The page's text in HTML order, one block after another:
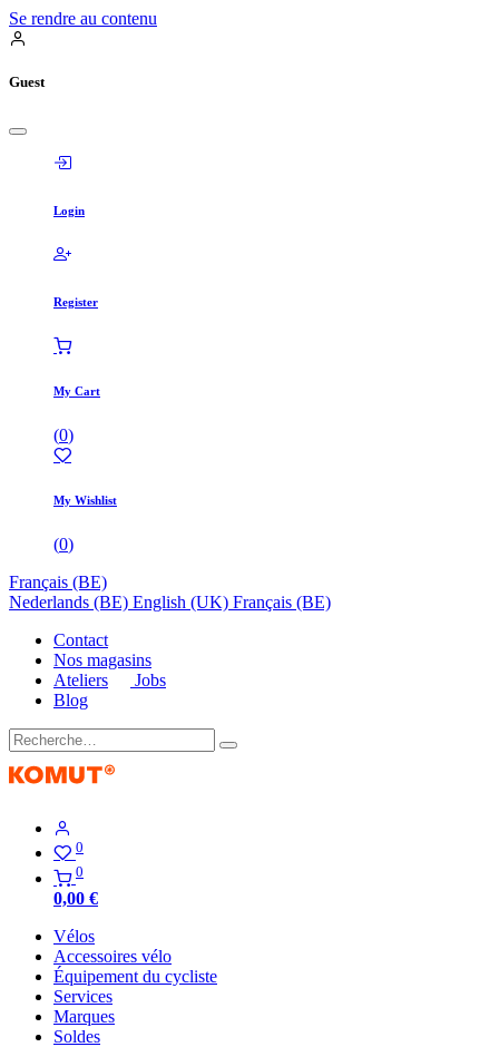
Se rendre au contenu
Guest
Login
Register
My Cart
(0)
My Wishlist
(0)
Français (BE)
Nederlands (BE) English (UK) Français (BE)
Contact
Nos magasins
Ateliers
Jobs
Blog
0
0
0,00 €
Vélos
Accessoires vélo
Équipement du cycliste
Services
Marques
Soldes